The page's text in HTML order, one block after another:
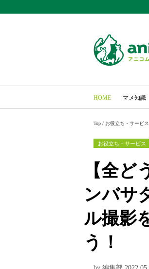
HOME マメ知識
Top / お役立ち・サービス
お役立ち・サービス
【全
ンバサ
ル撮影
う！